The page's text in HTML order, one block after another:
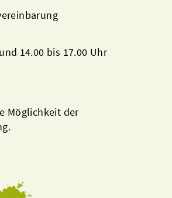
14.00 bis 17.00 Uhr
Möglichkeit der